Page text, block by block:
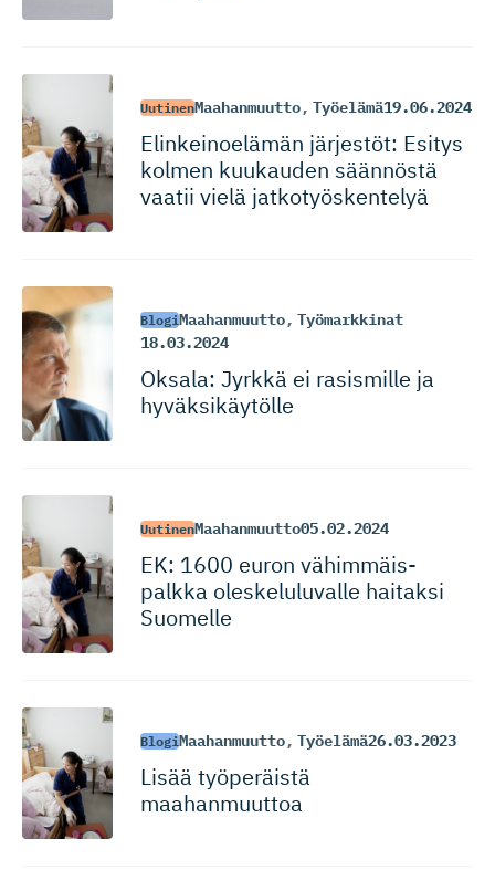
UutinenMaahanmuutto, Työelämä19.06.2024
Elinkeinoelämän järjestöt: Esitys
kolmen kuukauden säännöstä
vaatii vielä jatkotyös­kentelyä
BlogiMaahanmuutto, Työmarkkinat
18.03.2024
Oksala: Jyrkkä ei rasismille ja
hyväksikäytölle
UutinenMaahanmuutto05.02.2024
EK: 1600 euron vähimmäis­
palkka oleskeluluvalle haitaksi
Suomelle
BlogiMaahanmuutto, Työelämä26.03.2023
Lisää työperäistä
maahanmuuttoa